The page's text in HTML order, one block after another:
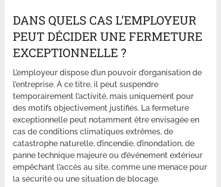
DANS QUELS CAS L’EMPLOYEUR
PEUT DÉCIDER UNE FERMETURE
EXCEPTIONNELLE ?
L’employeur dispose d’un pouvoir d’organisation de
l’entreprise. À ce titre, il peut suspendre
temporairement l’activité, mais uniquement pour
des motifs objectivement justifiés. La fermeture
exceptionnelle peut notamment être envisagée en
cas de conditions climatiques extrêmes, de
catastrophe naturelle, d’incendie, d’inondation, de
panne technique majeure ou d’événement extérieur
empêchant l’accès au site, comme une menace pour
la sécurité ou une situation de blocage.